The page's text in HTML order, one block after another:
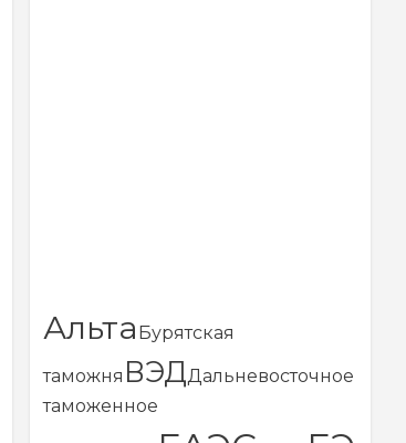
Альта Бурятская
таможня ВЭДДальневосточное
таможенное